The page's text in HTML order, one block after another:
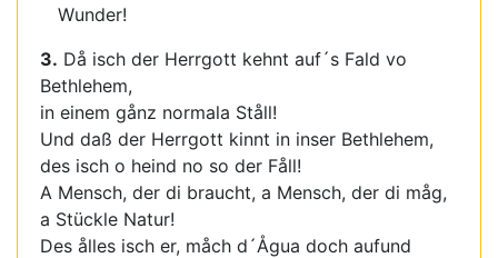
Wunder!
3. Då isch der Herrgott kehnt auf´s Fald vo
Bethlehem,
in einem gånz normala Ståll!
Und daß der Herrgott kinnt in inser Bethlehem,
des isch o heind no so der Fåll!
A Mensch, der di braucht, a Mensch, der di måg,
a Stückle Natur!
Des ålles isch er, måch d´Ågua doch aufund